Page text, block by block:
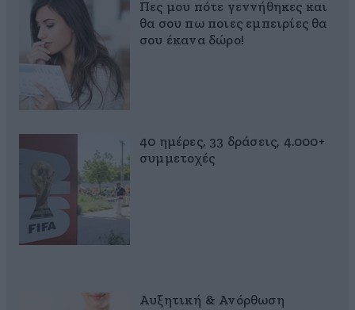
Πες μου πότε γεννήθηκες και
θα σου πω ποιες εμπειρίες θα
σου έκανα δώρο!
40 ημέρες, 33 δράσεις, 4.000+
συμμετοχές
Αυξητική & Ανόρθωση